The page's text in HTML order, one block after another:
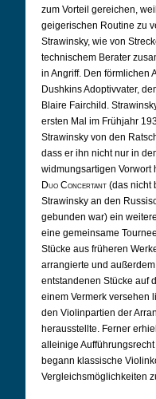
zum Vorteil gereichen,
geigerischen Routine zu
Strawinsky, wie von
technischem Berater
in Angriff. Den förmlichen
Dushkins Adoptivvater,
Blaire Fairchild.
ersten Mal im Frühjahr
Strawinsky von den
dass er ihn nicht nur in
widmungsartigen Vorwort
Duo Concertant (das nicht
Strawinsky an den
gebunden war) ein
eine gemeinsame
Stücke aus früheren
arrangierte und
entstandenen Stücke auf
einem Vermerk versehen
den Violinpartien der
herausstellte. Ferner
alleinige Aufführungsrecht
begann klassische
Vergleichsmöglichkeiten